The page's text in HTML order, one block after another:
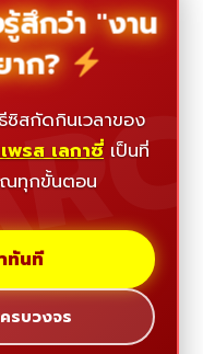
สึกว่า "งาน
าก?
ซิสกัดกินเวลาของ
พรส เลกาซี่ เป็นที่
ทุกขั้นตอน
ทันที
รบวงจร